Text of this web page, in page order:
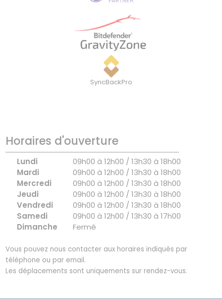
SyncBackPro
Horaires d'ouverture
Lundi
09h00 à 12h00 / 13h30 à 18h00
Mardi
09h00 à 12h00 / 13h30 à 18h00
Mercredi
09h00 à 12h00 / 13h30 à 18h00
Jeudi
09h00 à 12h00 / 13h30 à 18h00
Vendredi
09h00 à 12h00 / 13h30 à 18h00
Samedi
09h00 à 12h00 / 13h30 à 17h00
Dimanche
Fermé
Vous pouvez nous contacter aux horaires indiqués par
téléphone ou par email.
Les déplacements sont uniquements sur rendez-vous.